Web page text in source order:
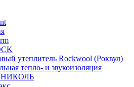
утеплитель Rockwool (Роквул)
тепло- и звукоизоляция